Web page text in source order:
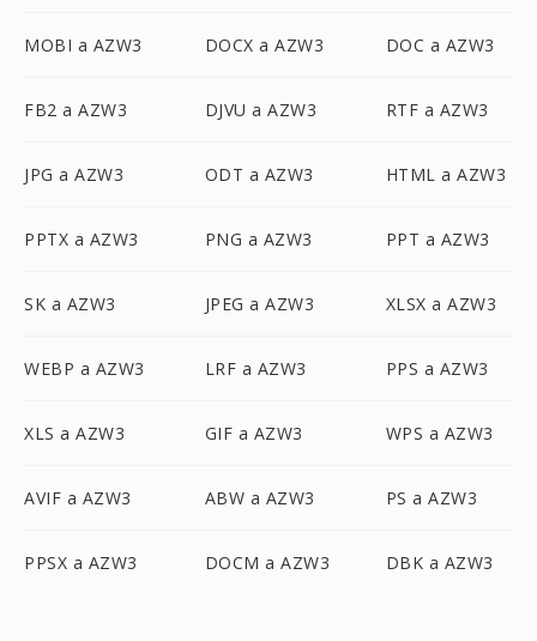
MOBI a AZW3 DOCX a AZW3 DOC a AZW3
FB2 a AZW3 DJVU a AZW3 RTF a AZW3
JPG a AZW3 ODT a AZW3 HTML a AZW3
PPTX a AZW3 PNG a AZW3 PPT a AZW3
SK a AZW3 JPEG a AZW3 XLSX a AZW3
WEBP a AZW3 LRF a AZW3 PPS a AZW3
XLS a AZW3 GIF a AZW3 WPS a AZW3
AVIF a AZW3 ABW a AZW3 PS a AZW3
PPSX a AZW3 DOCM a AZW3 DBK a AZW3